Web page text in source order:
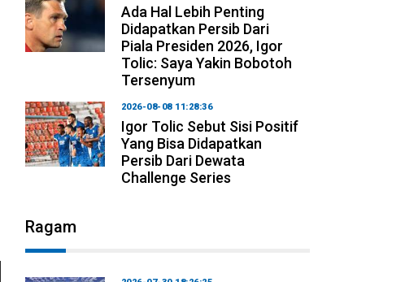
Ada Hal Lebih Penting
Didapatkan Persib Dari
Piala Presiden 2026, Igor
Tolic: Saya Yakin Bobotoh
Tersenyum
2026-08-08 11:28:36
Igor Tolic Sebut Sisi Positif
Yang Bisa Didapatkan
Persib Dari Dewata
Challenge Series
Ragam